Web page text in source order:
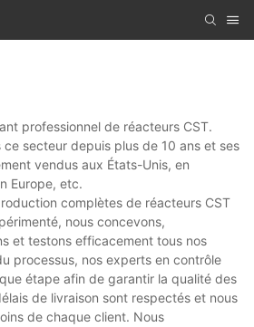
professionnel de réacteurs CST.
secteur depuis plus de 10 ans et ses
vendus aux États-Unis, en
Europe, etc.
complètes de réacteurs CST
nous concevons,
et testons efficacement tous nos
processus, nos experts en contrôle
étape afin de garantir la qualité des
de livraison sont respectés et nous
de chaque client. Nous